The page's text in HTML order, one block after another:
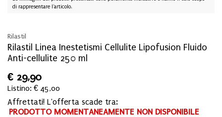
di rappresentare l'articolo.
Rilastil
Rilastil Linea Inestetismi Cellulite Lipofusion Fluido
Anti-cellulite 250 ml
€ 29,90
Listino: € 45,00
Affrettati! L'offerta scade tra:
PRODOTTO MOMENTANEAMENTE NON DISPONIBILE